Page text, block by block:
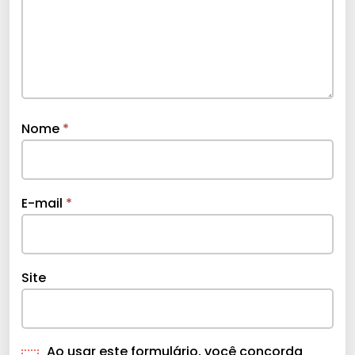
Nome *
E-mail *
Site
Ao usar este formulário, você concorda